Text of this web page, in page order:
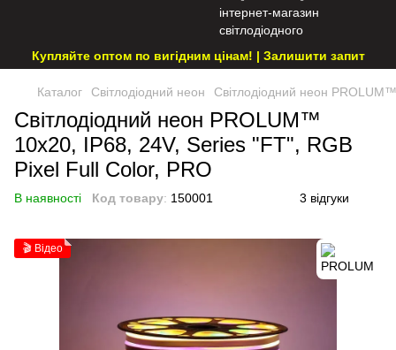
Купляйте оптом по вигідним цінам! | Залишити запит
Каталог Світлодіодний неон Світлодіодний неон
Світлодіодний неон PROLUM™
10x20, IP68, 24V, Series "FT", RGB
Pixel Full Color, PRO
В наявності Код товару: 150001 3 відгуки
🎬 Відео